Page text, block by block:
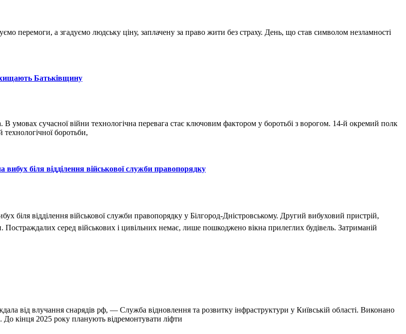
перемоги, а згадуємо людську ціну, заплачену за право жити без страху. День, що став символом незламності
Батьківщину
умовах сучасної війни технологічна перевага стає ключовим фактором у боротьбі з ворогом. 14-й окремий полк
технологічної боротьби,
біля відділення військової служби правопорядку
відділення військової служби правопорядку у Білгород-Дністровському. Другий вибуховий пристрій,
серед військових і цивільних немає, лише пошкоджено вікна прилеглих будівель. Затриманій
від влучання снарядів рф, — Служба відновлення та розвитку інфраструктури у Київській області. Виконано
кінця 2025 року планують відремонтувати ліфти